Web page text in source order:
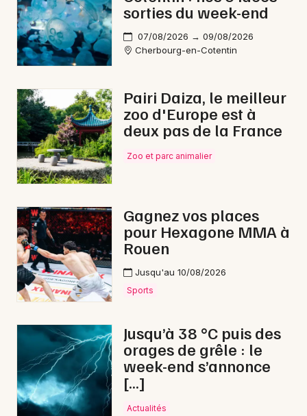
Soirées
Sorties famille
Sorties & loisirs
Fête de la musique dans la Manche
Fête de la musique en Basse-Normandie
Fête de la musique en Normandie
Newsletter des sorties
Artistes en tournée
Actus à Carentan-les-Marais
Magazine à Carentan-les-Marais
Toulouse
Toutes les villes
sorties du week-end
07/08/2026 → 09/08/2026
Cherbourg-en-Cotentin
Pairi Daiza, le meilleur
zoo d'Europe est à
deux pas de la France
Zoo et parc animalier
Gagnez vos places
pour Hexagone MMA à
Rouen
Jusqu'au 10/08/2026
Sports
Jusqu’à 38 °C puis des
orages de grêle : le
week-end s’annonce
[…]
Actualités